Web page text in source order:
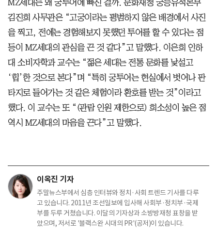
MZ세대는 왜 궁투어에 빠진 걸까. 문화재청 궁능유적본부
김진희 사무관은 “고궁이라는 평범하지 않은 배경에서 사진
을 찍고, 전에는 경험해보지 못했던 투어를 할 수 있다는 점
등이 MZ세대의 관심을 끈 것 같다”고 말했다. 이은희 인하
대 소비자학과 교수는 “젊은 세대는 전통 문화를 낯설고
‘힙’한 것으로 본다”며 “특히 궁투어는 현실에서 벗어나 판
타지로 들어가는 것 같은 체험이라 환호를 받는 것”이라고
했다. 이 교수는 또 “(관람 인원 제한으로) 희소성이 높은 점
역시 MZ세대의 마음을 끈다”고 말했다.
이옥진 기자
주말뉴스부에서 심층 인터뷰와 정치·사회 트렌드 기사를 다루
고 있습니다. 2011년 조선일보에 입사해 사회부·정치부·국제
부를 두루 거쳤습니다. 이달의 기자상과 소방방재청 표창을 받
았으며, 저서로 '블랙스완 시대의 PR'(공저)이 있습니다.